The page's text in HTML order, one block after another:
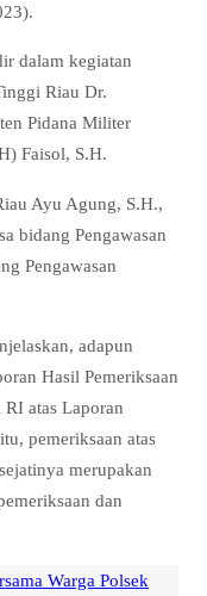
dalam kegiatan
Riau Dr.
Pidana Militer
Faisol, S.H.
Ayu Agung, S.H.,
bidang Pengawasan
Pengawasan
adapun
Hasil Pemeriksaan
atas Laporan
pemeriksaan atas
merupakan
dan
Warga Polsek